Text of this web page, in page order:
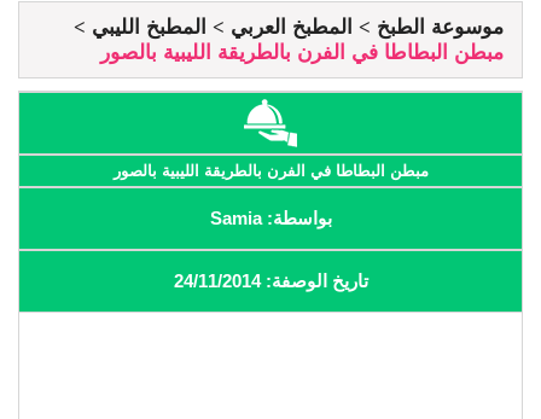
موسوعة الطبخ المطبخ العربي
المطبخ الليبي
مبطن البطاطا في الفرن بالطريقة الليبية بالصور
مبطن البطاطا في الفرن بالطريقة الليبية بالصور
بواسطة: Samia
تاريخ الوصفة: 24/11/2014